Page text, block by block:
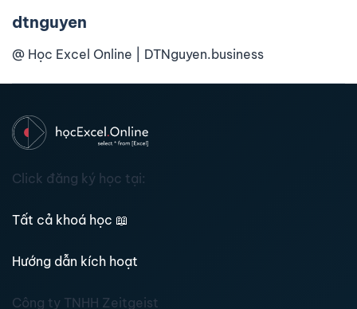
dtnguyen
@ Học Excel Online | DTNguyen.business
Click đăng ký học tại:
Tất cả khoá học 📖
Hướng dẫn kích hoạt
Công ty TNHH Zeitgeist